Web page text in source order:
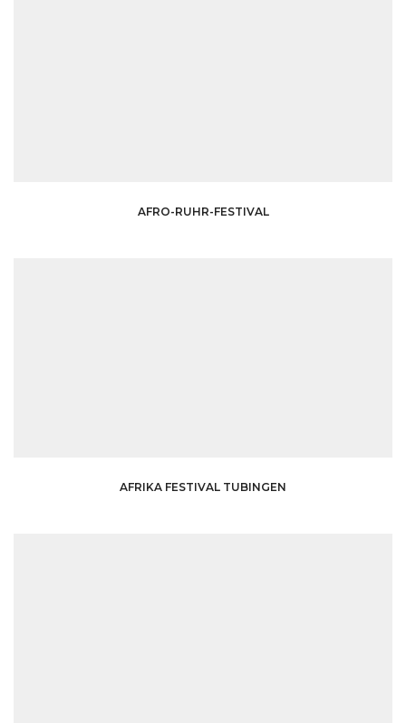
AFRO-RUHR-FESTIVAL
AFRIKA FESTIVAL TUBINGEN